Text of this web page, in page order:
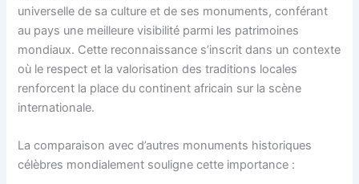
universelle de sa culture et de ses monuments, conférant
au pays une meilleure visibilité parmi les patrimoines
mondiaux. Cette reconnaissance s’inscrit dans un contexte
où le respect et la valorisation des traditions locales
renforcent la place du continent africain sur la scène
internationale.
La comparaison avec d’autres monuments historiques
célèbres mondialement souligne cette importance :